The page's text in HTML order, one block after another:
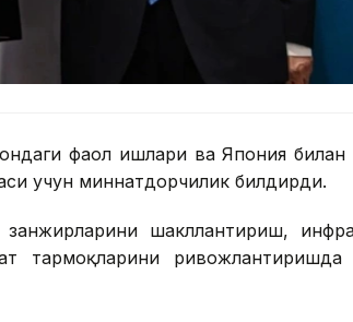
фаол ишлари ва Япония
учун миннатдорчилик билдирди.
шакллантириш,
тармоқларини ривожлантиришда